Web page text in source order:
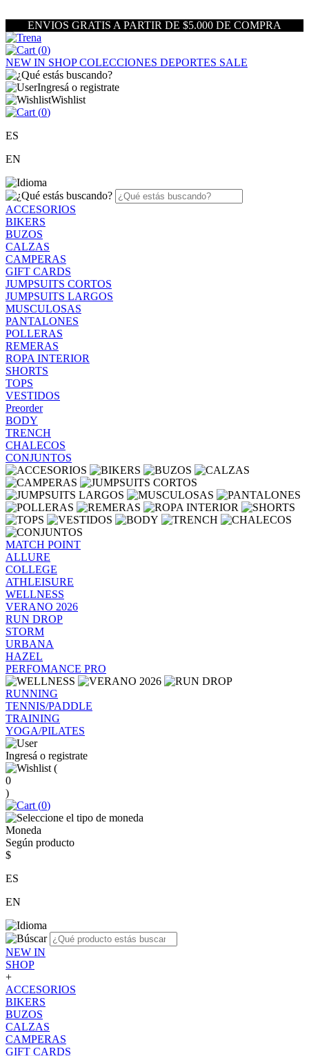
ENVIOS GRATIS A PARTIR DE $5.000 DE COMPRA
(0)
NEW IN SHOPCOLECCIONES DEPORTES SALE
Ingresá o registrate
Wishlist
(0)
ES
EN
ACCESORIOS
BIKERS
BUZOS
CALZAS
CAMPERAS
GIFT CARDS
JUMPSUITS CORTOS
JUMPSUITS LARGOS
MUSCULOSAS
PANTALONES
POLLERAS
REMERAS
ROPA INTERIOR
SHORTS
TOPS
VESTIDOS
Preorder
BODY
TRENCH
CHALECOS
CONJUNTOS
MATCH POINT
ALLURE
COLLEGE
ATHLEISURE
WELLNESS
VERANO 2026
RUN DROP
STORM
URBANA
HAZEL
PERFOMANCE PRO
RUNNING
TENNIS/PADDLE
TRAINING
YOGA/PILATES
Ingresá o registrate
(
0
)
(0)
Moneda
Según producto
$
ES
EN
NEW IN
SHOP
+
ACCESORIOS
BIKERS
BUZOS
CALZAS
CAMPERAS
GIFT CARDS